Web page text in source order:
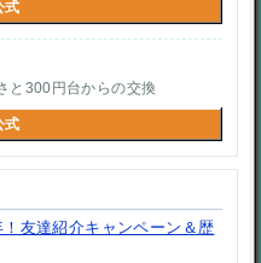
式
と300円台からの交換
式
！友達紹介キャンペーン＆歴